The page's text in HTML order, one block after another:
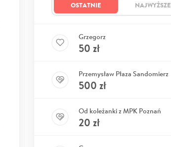
OSTATNIE NAJWYŻSZE
Grzegorz
50 zł
Przemysław Płaza Sandomierz
500 zł
Od koleżanki z MPK Poznań
20 zł